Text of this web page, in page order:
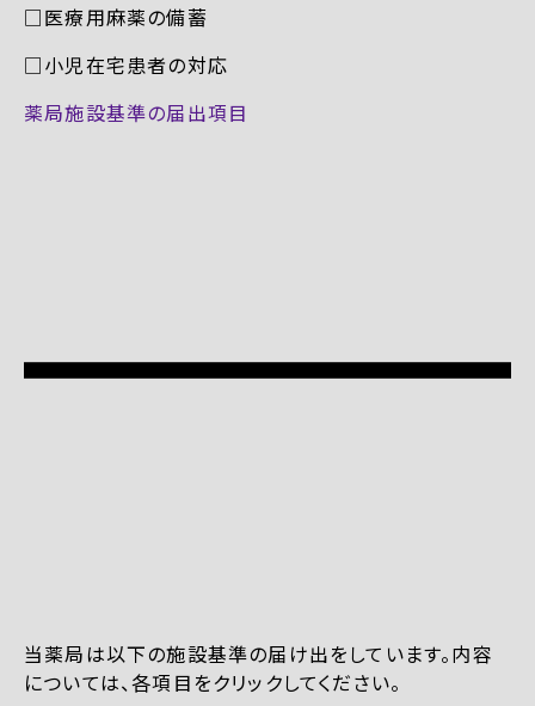
□医療用麻薬の備蓄
□小児在宅患者の対応
薬局施設基準の届出項目
当薬局は以下の施設基準の届け出をしています。内容
については、各項目をクリックしてください。